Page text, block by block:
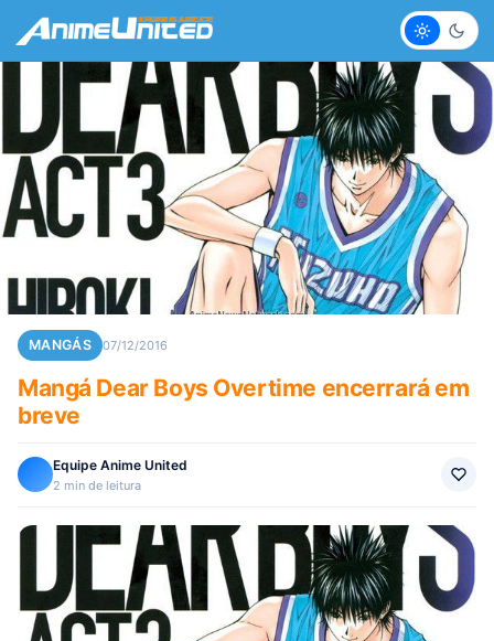
Claro
MANGÁS 07/12/2016
Mangá Dear Boys Overtime encerrará em
breve
Equipe Anime United
2 min de leitura